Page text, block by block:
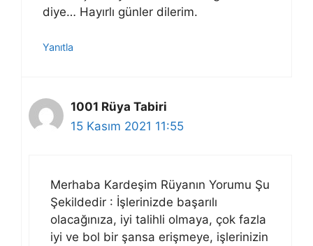
diye… Hayırlı günler dilerim.
Yanıtla
1001 Rüya Tabiri
15 Kasım 2021 11:55
Merhaba Kardeşim Rüyanın Yorumu Şu
Şekildedir : İşlerinizde başarılı
olacağınıza, iyi talihli olmaya, çok fazla
iyi ve bol bir şansa erişmeye, işlerinizin